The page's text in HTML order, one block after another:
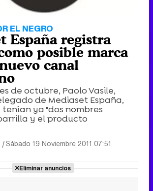
EL NEGRO
España registra
posible marca
canal
de octubre, Paolo Vasile,
de Mediaset España,
ya "dos nombres
y el producto
|Sábado 19 Noviembre 2011 07:51
Eliminar anuncios